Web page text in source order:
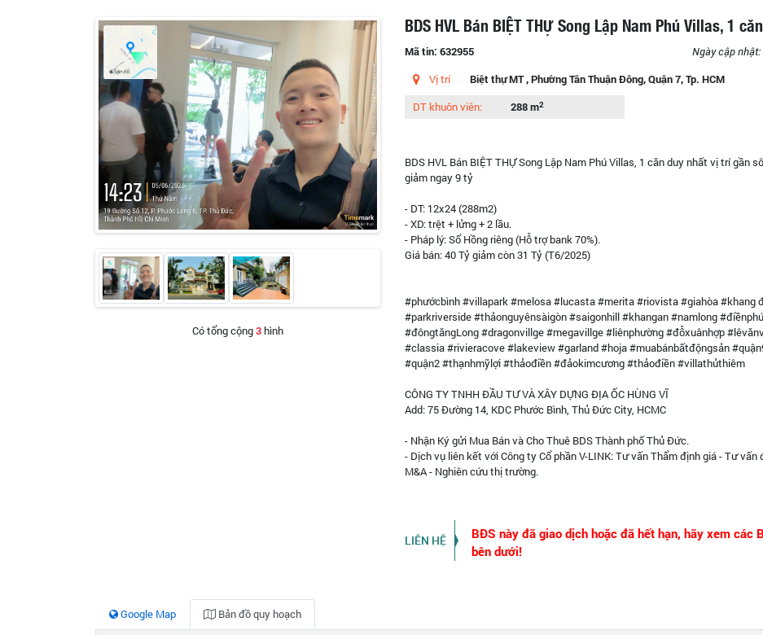
Có tổng cộng3 hình
BDS HVL Bán BIỆT THỰ Song Lập Nam Phú Villas, 1
Mã tin: 632955
Ngày cập
Vị trí
Biệt thự MT , Phường Tân Thuận Đông, Quận 7, Tp. HCM
DT khuôn viên:
288 m2
BDS HVL Bán BIỆT THỰ Song Lập Nam Phú Villas, 1 căn duy nhất vị trí gần
giảm ngay 9 tỷ
- DT: 12x24 (288m2)
- XD: trệt + lửng + 2 lầu.
- Pháp lý: Sổ Hồng riêng (Hỗ trợ bank 70%).
Giá bán: 40 Tỷ giảm còn 31 Tỷ (T6/2025)
#phướcbình #villapark #melosa #lucasta #merita #riovista #giahòa #khang
#parkriverside #thảonguyênsàigòn #saigonhill #khangan #namlong
#đôngtăngLong #dragonvillge #megavillge #liênphường #đỗxuânhợp
#classia #rivieracove #lakeview #garland #hoja #muabánbấtđộngsản
#quận2 #thạnhmỹlợi #thảođiền #đảokimcương #thảođiền #villathủthiêm
CÔNG TY TNHH ĐẦU TƯ VÀ XÂY DỰNG ĐỊA ỐC HÙNG VĨ
Add: 75 Đường 14, KDC Phước Bình, Thủ Đức City, HCMC
- Nhận Ký gửi Mua Bán và Cho Thuê BDS Thành phố Thủ Đức.
- Dịch vụ liên kết với Công ty Cổ phần V-LINK: Tư vấn Thẩm định giá - Tư vấn
M&A - Nghiên cứu thị trường.
LIÊN HỆ
BĐS này đã giao dịch hoặc đã hết hạn, hãy xem các
bên dưới!
Google Map Bản đồ quy hoạch